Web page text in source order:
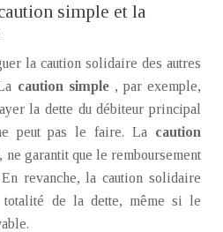
simple et la
la caution solidaire des autres
caution simple , par exemple,
la dette du débiteur principal
peut pas le faire. La caution
ne garantit que le remboursement
revanche, la caution solidaire
totalité de la dette, même si le